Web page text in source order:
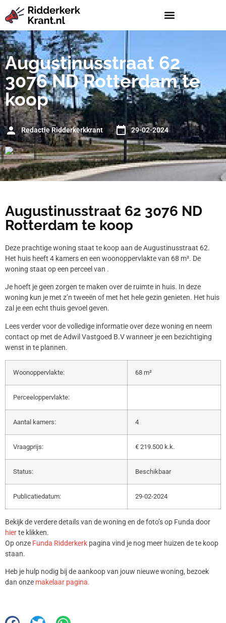
Augustinusstraat 62
3076 ND Rotterdam te
koop
Redactie Ridderkerkkrant 29-02-2024
Augustinusstraat 62 3076 ND
Rotterdam te koop
Deze prachtige woning staat te koop aan de Augustinusstraat 62.
Het huis heeft 4 kamers en een woonoppervlakte van 68 m². De
woning staat op een perceel van .
Je hoeft je geen zorgen te maken over de ruimte in huis. In deze
woning kun je met z’n tweeën of met het hele gezin genieten. Het huis
zal je een echt thuis gevoel geven.
Lees verder voor de volledige informatie over deze woning en neem
contact op met de Adwil Vastgoed B.V wanneer je een bezichtiging
wenst in te plannen.
Woonoppervlakte: 68 m²
Perceeloppervlakte:
Aantal kamers: 4
Vraagprijs: € 219.500 k.k.
Status: Beschikbaar
Publicatiedatum: 29-02-2024
Bekijk de verdere details van de woning en de foto’s op Funda door
hierte klikken.
Op onze Funda Ridderkerk pagina vind je nog meer huizen de te koop
staan.
Heb je hulp nodig bij de aankoop van jouw nieuwe woning, bezoek
dan onze makelaar pagina.